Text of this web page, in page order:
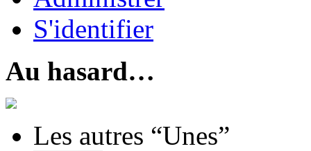
S'identifier
Au hasard…
Les autres “Unes”